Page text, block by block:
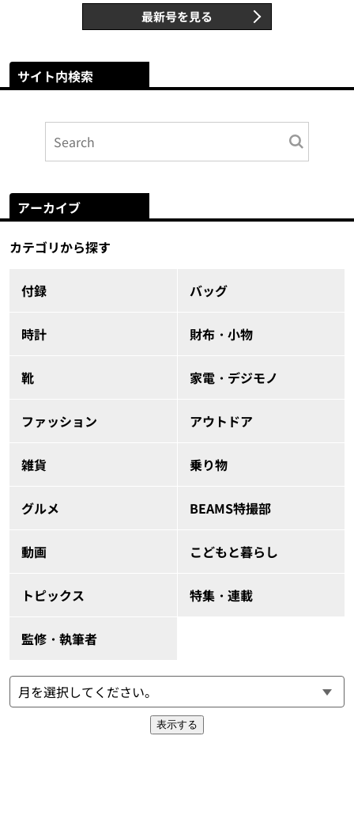
最新号を見る
サイト内検索
アーカイブ
カテゴリから探す
付録 バッグ
時計 財布・小物
靴 家電・デジモノ
ファッション アウトドア
雑貨 乗り物
グルメ BEAMS特撮部
動画 こどもと暮らし
トピックス 特集・連載
監修・執筆者
表示する